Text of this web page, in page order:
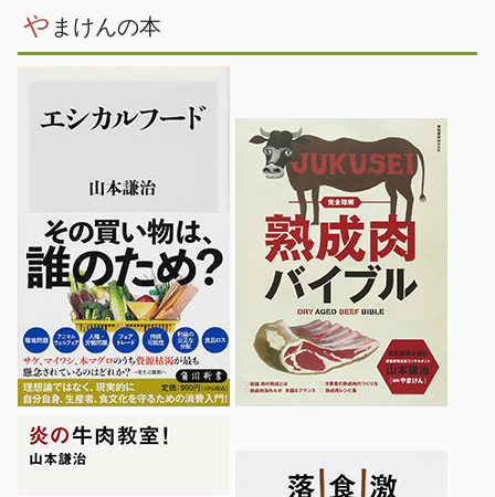
や まけんの本